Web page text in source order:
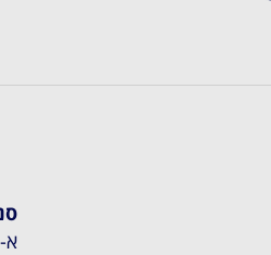
א-ה